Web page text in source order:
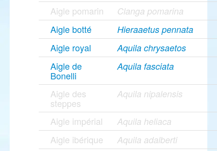
Aigle pomarin Clanga pomarina
Aigle botté Hieraaetus pennata
Aigle royal Aquila chrysaetos
Aigle de
Bonelli
Aquila fasciata
Aigle des
steppes
Aquila nipalensis
Aigle impérial Aquila heliaca
Aigle ibérique Aquila adalberti